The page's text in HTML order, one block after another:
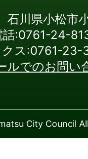
川県小松市
話:0761-24-
クス:0761-23-
ルでのお問い
City Council